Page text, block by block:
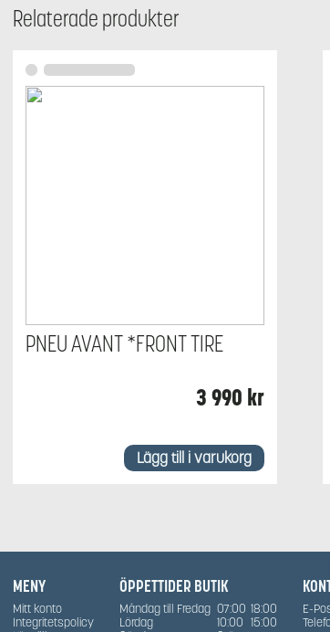
Relaterade produkter
PNEU AVANT *FRONT TIRE
3 990 kr
Lägg till i varukorg
MENY
Mitt konto
Integritetspolicy
ÖPPETTIDER BUTIK
Måndag till Fredag 07:00 18:00
Lördag
10:00 15:00
E-